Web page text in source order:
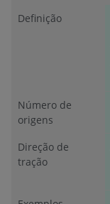
Definição
Número de
origens
Direção de
tração